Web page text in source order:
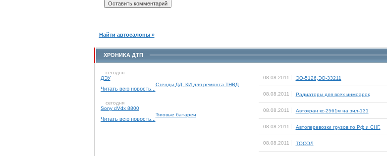
Найти автосалоны »
ХРОНИКА ДТП
сегодня
ДЭУ
Стенды ДД, КИ для ремонта ТНВД
Читать всю новость...
сегодня
Sony dVdx 8800
Тяговые батареи
Читать всю новость...
08.08.2011 ЭО-5126,ЭО-33211
08.08.2011 Радиаторы для всех инмоарок
08.08.2011 Автокран кс-2561м на зил-131
08.08.2011 Автоперевозки грузов по Рф и СНГ.
08.08.2011 ТОСОЛ